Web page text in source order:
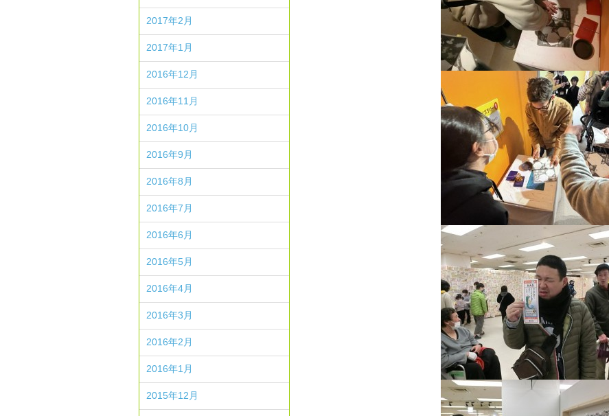
2017年2月
2017年1月
2016年12月
2016年11月
2016年10月
2016年9月
2016年8月
2016年7月
2016年6月
2016年5月
2016年4月
2016年3月
2016年2月
2016年1月
2015年12月